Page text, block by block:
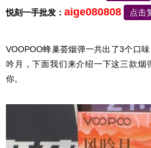
悦刻一手批发： aige080808 点击
VOOPOO蜂巢荟烟弹一共出了3个口
吟月，下面我们来介绍一下这三款烟
你。